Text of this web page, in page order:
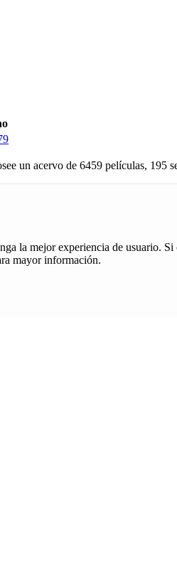
un acervo de 6459 películas, 195
la mejor experiencia de usuario.
mayor información.